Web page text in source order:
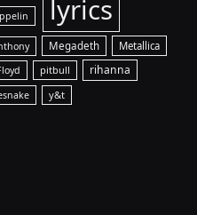
lyrics
Megadeth
Metallica
pitbull rihanna
y&t